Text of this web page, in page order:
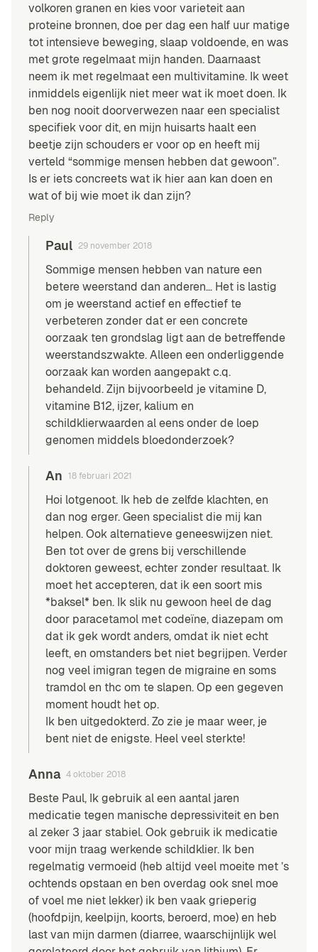
volkoren granen en kies voor varieteit aan
proteine bronnen, doe per dag een half uur matige
tot intensieve beweging, slaap voldoende, en was
met grote regelmaat mijn handen. Daarnaast
neem ik met regelmaat een multivitamine. Ik weet
inmiddels eigenlijk niet meer wat ik moet doen. Ik
ben nog nooit doorverwezen naar een specialist
specifiek voor dit, en mijn huisarts haalt een
beetje zijn schouders er voor op en heeft mij
verteld “sommige mensen hebben dat gewoon”.
Is er iets concreets wat ik hier aan kan doen en
wat of bij wie moet ik dan zijn?
Reply
Paul 29 november 2018
Sommige mensen hebben van nature een
betere weerstand dan anderen… Het is lastig
om je weerstand actief en effectief te
verbeteren zonder dat er een concrete
oorzaak ten grondslag ligt aan de betreffende
weerstandszwakte. Alleen een onderliggende
oorzaak kan worden aangepakt c.q.
behandeld. Zijn bijvoorbeeld je vitamine D,
vitamine B12, ijzer, kalium en
schildklierwaarden al eens onder de loep
genomen middels bloedonderzoek?
An 18 februari 2021
Hoi lotgenoot. Ik heb de zelfde klachten, en
dan nog erger. Geen specialist die mij kan
helpen. Ook alternatieve geneeswijzen niet.
Ben tot over de grens bij verschillende
doktoren geweest, echter zonder resultaat. Ik
moet het accepteren, dat ik een soort mis
*baksel* ben. Ik slik nu gewoon heel de dag
door paracetamol met codeïne, diazepam om
dat ik gek wordt anders, omdat ik niet echt
leeft, en omstanders bet niet begrijpen. Verder
nog veel imigran tegen de migraine en soms
tramdol en thc om te slapen. Op een gegeven
moment houdt het op.
Ik ben uitgedokterd. Zo zie je maar weer, je
bent niet de enigste. Heel veel sterkte!
Anna 4 oktober 2018
Beste Paul, Ik gebruik al een aantal jaren
medicatie tegen manische depressiviteit en ben
al zeker 3 jaar stabiel. Ook gebruik ik medicatie
voor mijn traag werkende schildklier. Ik ben
regelmatig vermoeid (heb altijd veel moeite met ’s
ochtends opstaan en ben overdag ook snel moe
of voel me niet lekker) ik ben vaak grieperig
(hoofdpijn, keelpijn, koorts, beroerd, moe) en heb
last van mijn darmen (diarree, waarschijnlijk wel